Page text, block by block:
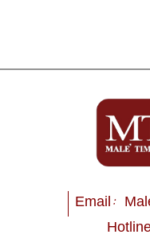
Email: